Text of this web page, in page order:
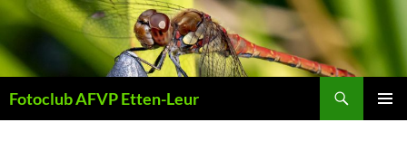
Ga
naar
de
inhoud
Fotoclub AFVP Etten-Leur